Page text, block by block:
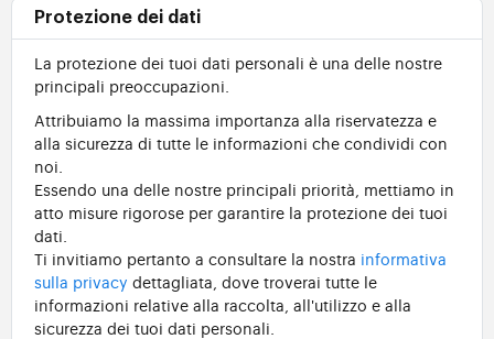
Protezione dei dati
La protezione dei tuoi dati personali è una delle nostre
principali preoccupazioni.
Attribuiamo la massima importanza alla riservatezza e
alla sicurezza di tutte le informazioni che condividi con
noi.
Essendo una delle nostre principali priorità, mettiamo in
atto misure rigorose per garantire la protezione dei tuoi
dati.
Ti invitiamo pertanto a consultare la nostra informativa
sulla privacy dettagliata, dove troverai tutte le
informazioni relative alla raccolta, all'utilizzo e alla
sicurezza dei tuoi dati personali.